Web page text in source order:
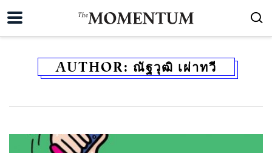
AUTHOR: ณัฐวุฒิ เผ่าทวี